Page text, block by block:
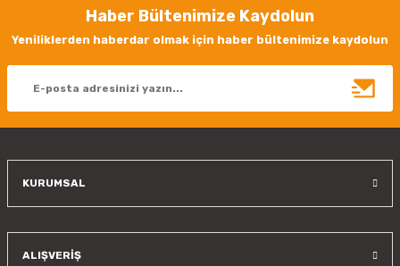
Ürün resmi kalitesiz, bozuk veya görüntülenemiyor.
Ürün bilgilerinde hatalar bulunuyor.
Haber Bültenimize Kaydolun
Yeniliklerden haberdar olmak için haber bültenimize kaydolun
KURUMSAL
ALIŞVERİŞ